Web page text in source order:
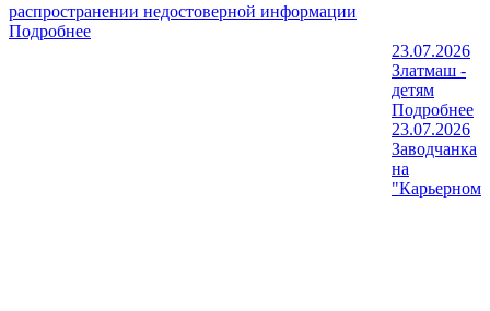
распространении недостоверной информации
Подробнее
23.07.2026
Златмаш -
детям
Подробнее
23.07.2026
Заводчанка
на
"Карьерном